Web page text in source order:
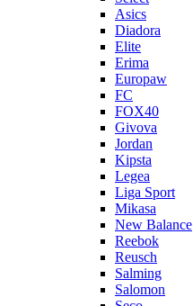
Asics
Diadora
Elite
Erima
Europaw
FC
FOX40
Givova
Jordan
Kipsta
Legea
Liga Sport
Mikasa
New Balance
Reebok
Reusch
Salming
Salomon